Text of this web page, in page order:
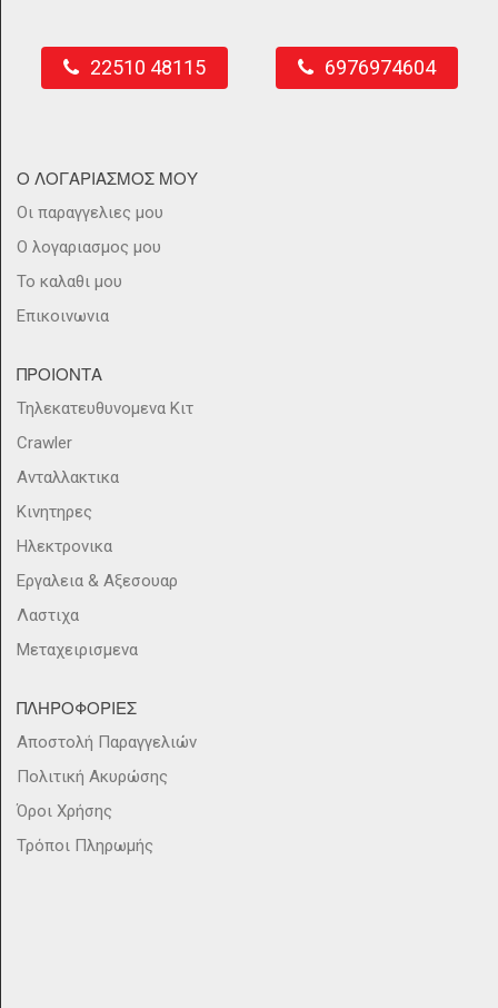
22510 48115 6976974604
Ο ΛΟΓΑΡΙΑΣΜΟΣ ΜΟΥ
Οι παραγγελιες μου
Ο λογαριασμος μου
Το καλαθι μου
Επικοινωνια
ΠΡΟΙΟΝΤΑ
Τηλεκατευθυνομενα Κιτ
Crawler
Ανταλλακτικα
Κινητηρες
Ηλεκτρονικα
Εργαλεια & Αξεσουαρ
Λαστιχα
Μεταχειρισμενα
ΠΛΗΡΟΦΟΡΙΕΣ
Αποστολή Παραγγελιών
Πολιτική Ακυρώσης
Όροι Χρήσης
Τρόποι Πληρωμής